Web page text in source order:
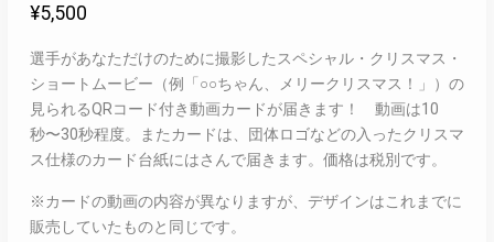
¥5,500
選手があなただけのために撮影したスペシャル・クリスマス・
ショートムービー（例「○○ちゃん、メリークリスマス！」）の
見られるQRコード付き動画カードが届きます！ 動画は10
秒〜30秒程度。またカードは、団体ロゴなどの入ったクリスマ
ス仕様のカード台紙にはさんで届きます。価格は税別です。
※カードの動画の内容が異なりますが、デザインはこれまでに
販売していたものと同じです。